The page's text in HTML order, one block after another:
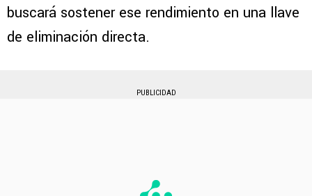
buscará sostener ese rendimiento en una llave
de eliminación directa.
PUBLICIDAD